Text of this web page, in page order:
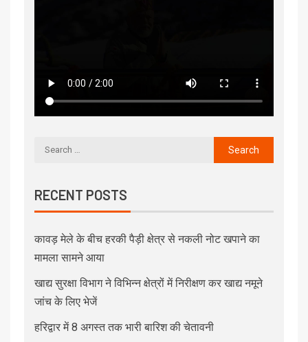
RECENT POSTS
कावड़ मेले के बीच हरकी पैड़ी क्षेत्र से नकली नोट खपाने का
मामला सामने आया
खाद्य सुरक्षा विभाग ने विभिन्न क्षेत्रों में निरीक्षण कर खाद्य नमूने
जांच के लिए भेजें
हरिद्वार में 8 अगस्त तक भारी बारिश की चेतावनी